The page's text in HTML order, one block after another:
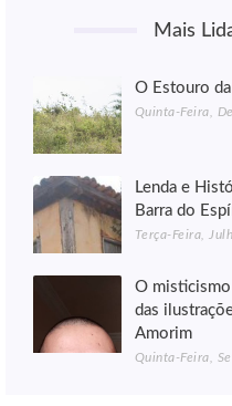
Mais
O Estouro
Quinta-Feira,
Lenda e
Barra do
Terça-Feira,
O misticismo
das
Amorim
Quinta-Feira,